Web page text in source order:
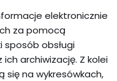
elektronicznie
za pomocą
sposób obsługi
archiwizację. Z kolei
się na wykresówkach,